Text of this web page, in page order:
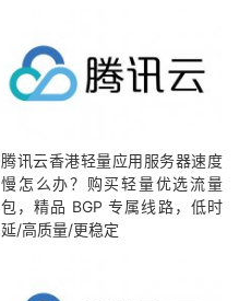
腾讯云香港轻量应用服务器速度
慢怎么办？购买轻量优选流量
包，精品 BGP 专属线路，低时
延/高质量/更稳定